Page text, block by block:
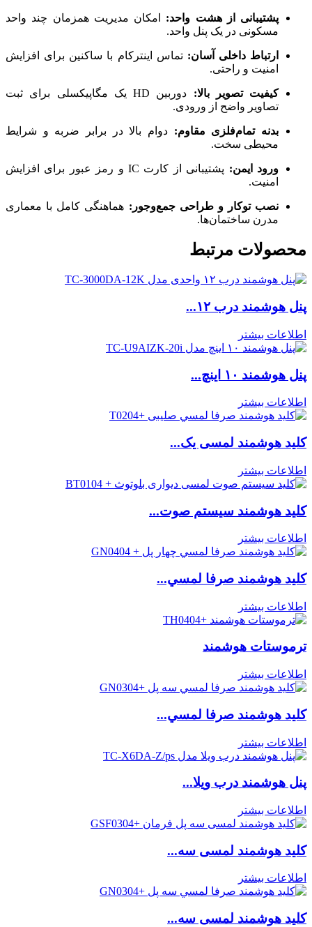
پشتیبانی از هشت واحد: امکان مدیریت همزمان چند واحد
مسکونی در یک پنل واحد.
ارتباط داخلی آسان: تماس اینترکام با ساکنین برای افزایش
امنیت و راحتی.
کیفیت تصویر بالا:
دوربین HD یک مگاپیکسلی برای ثبت
تصاویر واضح از ورودی.
بدنه تمام‌فلزی مقاوم: دوام بالا در برابر ضربه و شرایط
محیطی سخت.
ورود ایمن:
پشتیبانی از کارت IC و رمز عبور برای افزایش
امنیت.
نصب توکار و طراحی جمع‌وجور: هماهنگی کامل با معماری
مدرن ساختمان‌ها.
محصولات مرتبط
پنل هوشمند درب ۱۲...
اطلاعات بیشتر
پنل هوشمند ۱۰ اینچ...
اطلاعات بیشتر
کلید هوشمند لمسی یک...
اطلاعات بیشتر
کلید هوشمند سیستم صوت...
اطلاعات بیشتر
كليد هوشمند صرفا لمسي...
اطلاعات بیشتر
ترموستات هوشمند
اطلاعات بیشتر
كليد هوشمند صرفا لمسي...
اطلاعات بیشتر
پنل هوشمند درب ویلا...
اطلاعات بیشتر
کلید هوشمند لمسی سه...
اطلاعات بیشتر
کلید هوشمند لمسی سه...